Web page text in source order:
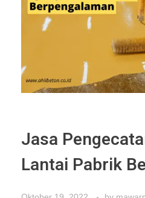
Jasa
Lantai Pabrik